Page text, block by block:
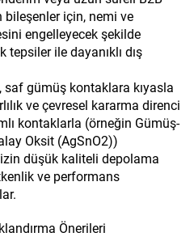
bileşenler için, nemi ve
engelleyecek şekilde
ile dayanıklı dış
saf gümüş kontaklara kıyasla
ve çevresel kararma direnci
kontaklarla (örneğin Gümüş-
Oksit (AgSnO2))
düşük kaliteli depolama
ve performans
Önerileri